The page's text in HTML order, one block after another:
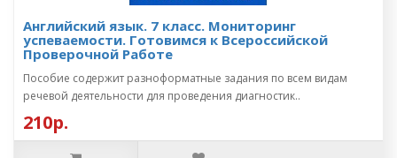
Английский язык. 7 класс. Мониторинг
успеваемости. Готовимся к Всероссийской
Проверочной Работе
Пособие содержит разноформатные задания по всем видам
речевой деятельности для проведения диагностик..
210р.